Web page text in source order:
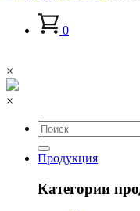
0
×
×
Продукция
Категории